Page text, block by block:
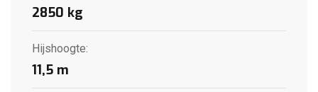
2850 kg
Hijshoogte:
11,5 m